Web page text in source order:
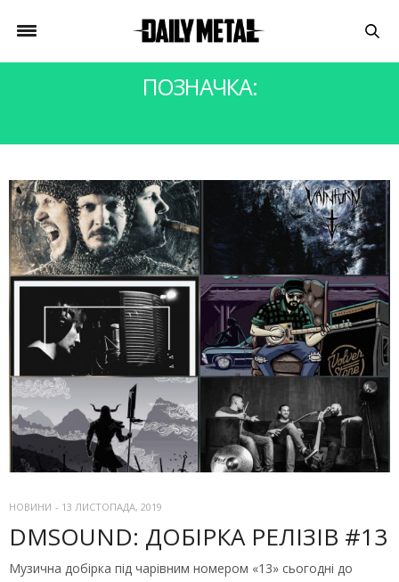
ПОЗНАЧКА:
НОВИНИ - 13 ЛИСТОПАДА, 2019
DMSOUND: ДОБІРКА РЕЛІЗІВ #13
Музична добірка під чарівним номером «13» сьогодні до